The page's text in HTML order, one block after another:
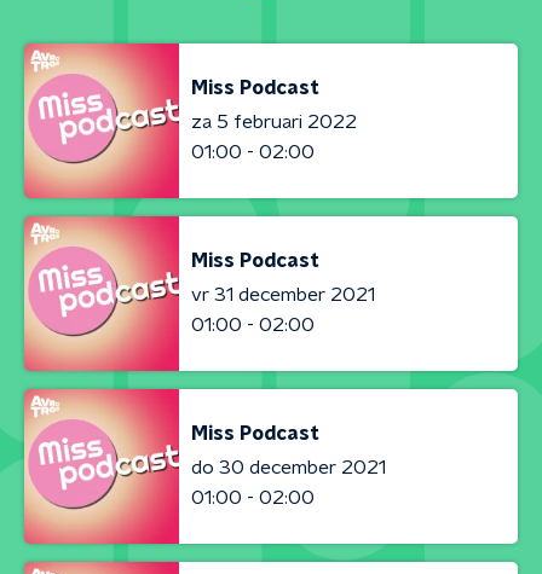
Miss Podcast
za 5 februari 2022
01:00 - 02:00
Miss Podcast
vr 31 december 2021
01:00 - 02:00
Miss Podcast
do 30 december 2021
01:00 - 02:00